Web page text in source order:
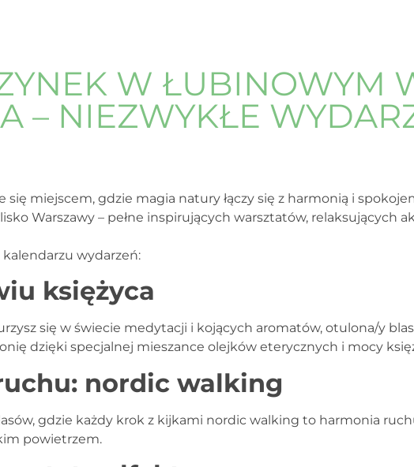
W ŁUBINOWYM
– NIEZWYKŁE
miejscem, gdzie magia natury łączy się z harmonią i
Warszawy – pełne inspirujących warsztatów, relaksujących
wydarzeń:
księżyca
się w świecie medytacji i kojących aromatów, otulona/y
dzięki specjalnej mieszance olejków eterycznych i mocy
nordic walking
gdzie każdy krok z kijkami nordic walking to harmonia
powietrzem.